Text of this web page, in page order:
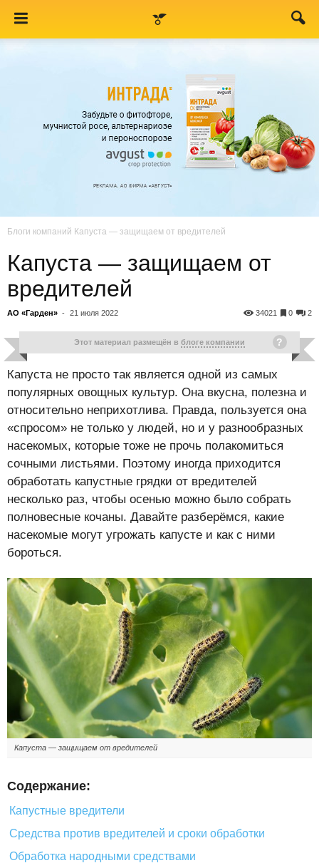
Блоги компаний Капуста — защищаем от вредителей
Капуста — защищаем от
вредителей
АО «Гарден» - 21 июля 2022 2
0
34021
Этот материал размещён в блоге компании
Капуста не просто так является одной из самых
популярных овощных культур. Она вкусна, полезна и
относительно неприхотлива. Правда, пользуется она
«спросом» не только у людей, но и у разнообразных
насекомых, которые тоже не прочь полакомиться
сочными листьями. Поэтому иногда приходится
обработать капустные грядки от вредителей
несколько раз, чтобы осенью можно было собрать
полновесные кочаны. Давайте разберёмся, какие
насекомые могут угрожать капусте и как с ними
бороться.
Капуста — защищаем от вредителей
Содержание:
Капустные вредители
Средства против вредителей и сроки обработки
Обработка народными средствами